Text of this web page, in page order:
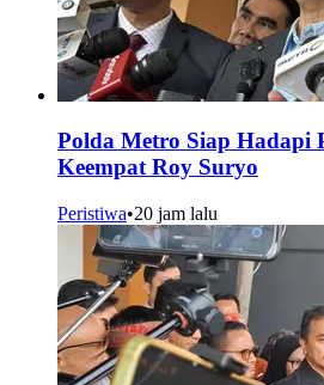
Polda Metro Siap Hadapi
Keempat Roy Suryo
Peristiwa•20 jam lalu